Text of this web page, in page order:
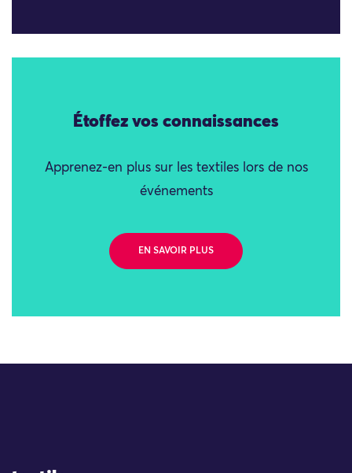
Étoffez vos connaissances
Apprenez-en plus sur les textiles lors de nos
événements
EN SAVOIR PLUS